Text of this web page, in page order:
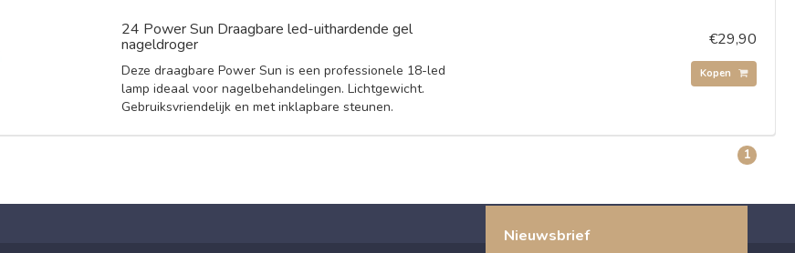
24 Power Sun Draagbare led-uithardende gel
nageldroger
Deze draagbare Power Sun is een professionele 18-led
lamp ideaal voor nagelbehandelingen. Lichtgewicht.
Gebruiksvriendelijk en met inklapbare steunen.
€29,90
Kopen
1
Nieuwsbrief